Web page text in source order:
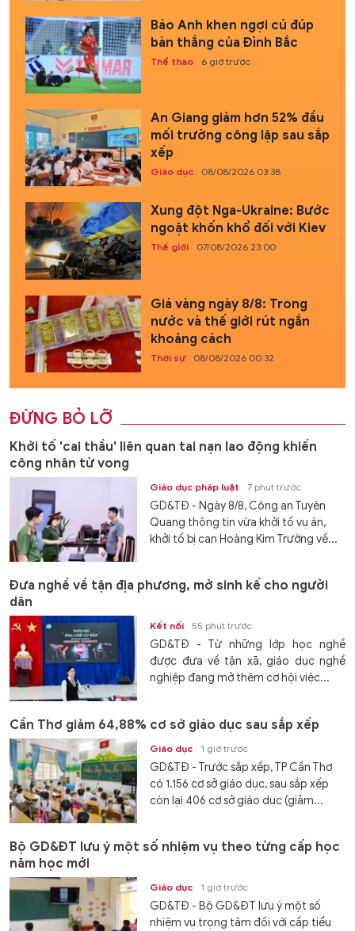
Báo Anh khen ngợi cú đúp
bàn thắng của Đình Bắc
Thể thao 6 giờ trước
An Giang giảm hơn 52% đầu
mối trường công lập sau sắp
xếp
Giáo dục 08/08/2026 03:38
Xung đột Nga-Ukraine: Bước
ngoặt khốn khổ đối với Kiev
Thế giới 07/08/2026 23:00
Giá vàng ngày 8/8: Trong
nước và thế giới rút ngắn
khoảng cách
Thời sự 08/08/2026 00:32
ĐỪNG BỎ LỠ
Khởi tố 'cai thầu' liên quan tai nạn lao động khiến
công nhân tử vong
Giáo dục pháp luật 7 phút trước
GD&TĐ - Ngày 8/8, Công an Tuyên
Quang thông tin vừa khởi tố vụ án,
khởi tố bị can Hoàng Kim Trường về...
Đưa nghề về tận địa phương, mở sinh kế cho người
dân
Kết nối 55 phút trước
GD&TĐ - Từ những lớp học nghề
được đưa về tận xã, giáo dục nghề
nghiệp đang mở thêm cơ hội việc...
Cần Thơ giảm 64,88% cơ sở giáo dục sau sắp xếp
Giáo dục 1 giờ trước
GD&TĐ - Trước sắp xếp, TP Cần Thơ
có 1.156 cơ sở giáo dục, sau sắp xếp
còn lại 406 cơ sở giáo dục (giảm...
Bộ GD&ĐT lưu ý một số nhiệm vụ theo từng cấp học
năm học mới
Giáo dục 1 giờ trước
GD&TĐ - Bộ GD&ĐT lưu ý một số
nhiệm vụ trọng tâm đối với cấp tiểu